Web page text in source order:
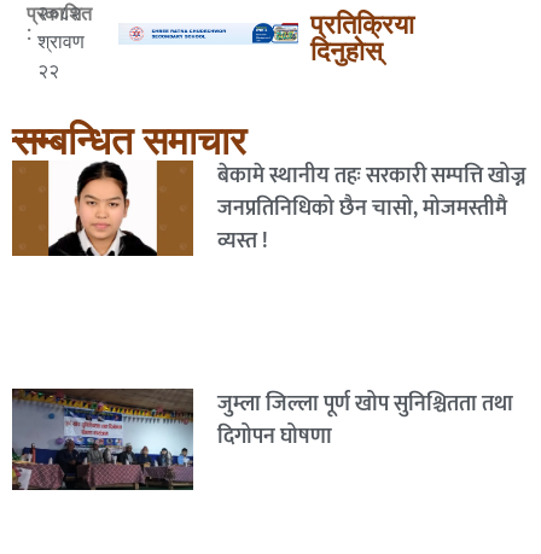
प्रकाशित
:
२०८२
श्रावण
२२
प्रतिक्रिया
दिनुहोस्
सम्बन्धित समाचार
बेकामे स्थानीय तहः सरकारी सम्पत्ति खोज्न
जनप्रतिनिधिको छैन चासो, मोजमस्तीमै
व्यस्त !
जुम्ला जिल्ला पूर्ण खोप सुनिश्चितता तथा
दिगोपन घोषणा